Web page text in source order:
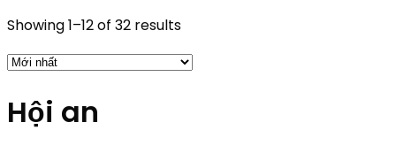
Showing 1–12 of 32 results
Hội an